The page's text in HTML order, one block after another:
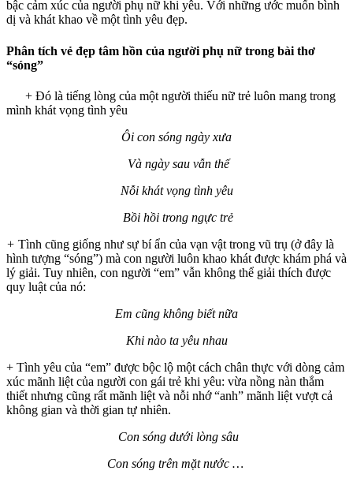
bậc cảm xúc của người phụ nữ khi yêu. Với những ước muốn bình
dị và khát khao về một tình yêu đẹp.
Phân tích vẻ đẹp tâm hồn của người phụ nữ trong bài thơ
“sóng”
+ Đó là tiếng lòng của một người thiếu nữ trẻ luôn mang trong
mình khát vọng tình yêu
Ôi con sóng ngày xưa
Và ngày sau vẫn thế
Nỗi khát vọng tình yêu
Bồi hồi trong ngực trẻ
+ Tình cũng giống như sự bí ẩn của vạn vật trong vũ trụ (ở đây là
hình tượng “sóng”) mà con người luôn khao khát được khám phá và
lý giải. Tuy nhiên, con người “em” vẫn không thể giải thích được
quy luật của nó:
Em cũng không biết nữa
Khi nào ta yêu nhau
+ Tình yêu của “em” được bộc lộ một cách chân thực với dòng cảm
xúc mãnh liệt của người con gái trẻ khi yêu: vừa nồng nàn thắm
thiết nhưng cũng rất mãnh liệt và nỗi nhớ “anh” mãnh liệt vượt cả
không gian và thời gian tự nhiên.
Con sóng dưới lòng sâu
Con sóng trên mặt nước …